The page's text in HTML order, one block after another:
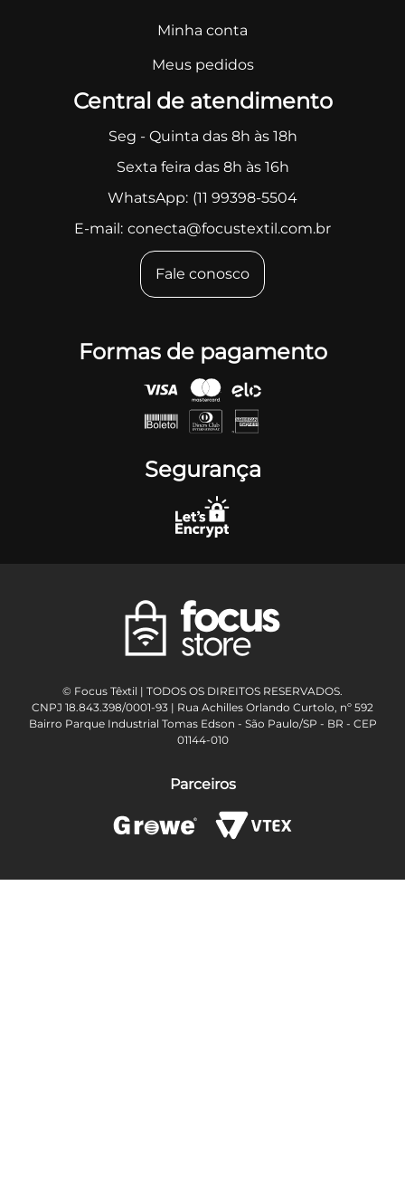
Minha conta
Meus pedidos
Central de atendimento
Seg - Quinta das 8h às 18h
Sexta feira das 8h às 16h
WhatsApp: (11 99398-5504
E-mail: conecta@focustextil.com.br
Fale conosco
Formas de pagamento
Segurança
© Focus Têxtil | TODOS OS DIREITOS RESERVADOS.
CNPJ 18.843.398/0001-93 | Rua Achilles Orlando Curtolo, nº 592
Bairro Parque Industrial Tomas Edson - São Paulo/SP - BR - CEP
01144-010
Parceiros